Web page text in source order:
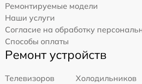
Ремонтируемые модели
Наши услуги
Согласие на обработку
Способы оплаты
Ремонт устройств
Телевизоров
Холодильников